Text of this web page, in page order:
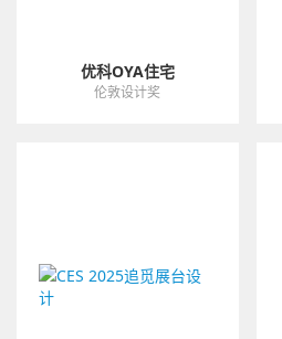
优科OYA住宅
伦敦设计奖